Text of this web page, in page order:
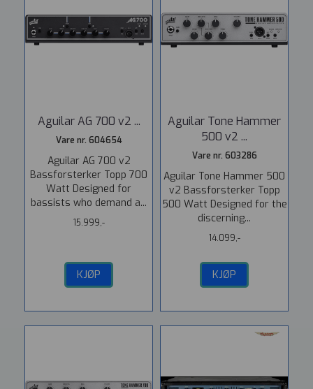
Aguilar AG 700 v2 ...
Vare nr. 604654
Aguilar AG 700 v2
Bassforsterker Topp 700
Watt Designed for
bassists who demand a...
15.999,-
KJØP
Aguilar Tone Hammer
500 v2 ...
Vare nr. 603286
Aguilar Tone Hammer 500
v2 Bassforsterker Topp
500 Watt Designed for the
discerning...
14.099,-
KJØP